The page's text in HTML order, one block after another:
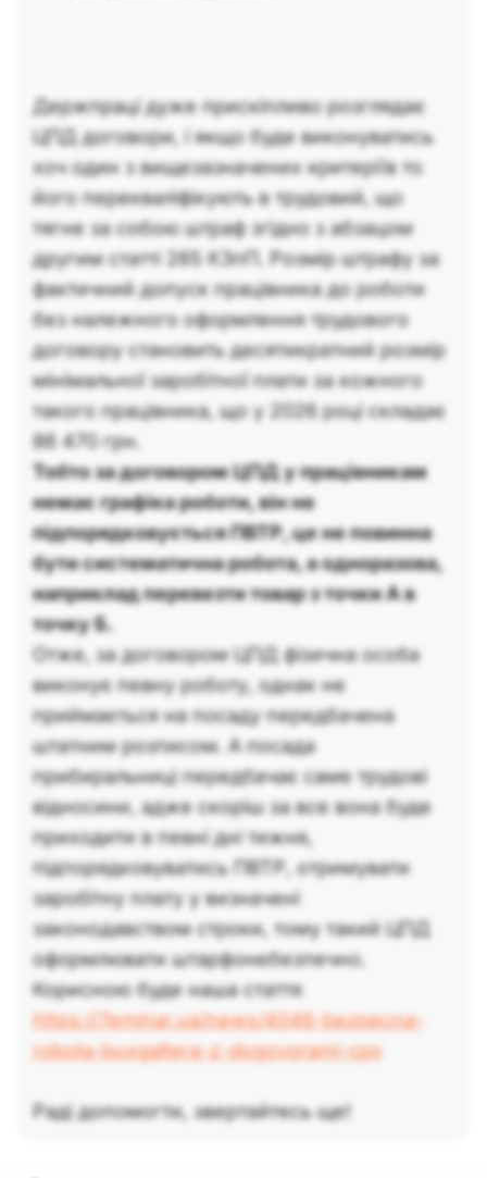
Держпраці дуже прискіпливо розглядає
ЦПД договори, і якщо буде виконуватись
хоч один з вищезазначених критеріїв то
його перекваліфікують в трудовий, що
тягне за собою штраф згідно з абзацом
другим статті 265 КЗпП. Розмір штрафу за
фактичний допуск працівника до роботи
без належного оформлення трудового
договору становить десятикратний розмір
мінімальної заробітної плати за кожного
такого працівника, що у 2026 році складає
86 470 грн.
Тобто за договором ЦПД у працівникам
немає графіка роботи, він не
підпорядковується ПВТР, це не повинна
бути систематична робота, а одноразова,
наприклад перевезти товар з точки А в
точку Б.
Отже, за договором ЦПД фізична особа
виконує певну роботу, однак не
приймається на посаду передбачена
штатним розписом. А посада
прибиральниці передбачає саме трудові
відносини, адже скоріш за все вона буде
приходити в певні дні тижня,
підпорядковуватись ПВТР, отримувати
заробітну плату у визначені
законодавством строки, тому такий ЦПД
оформлювати штарфонебезпечно.
Корисною буде наша стаття
https://7eminar.ua/news/4046-bezpecna-
robota-buxgaltera-z-dogovorami-cpx
Раді допомогти, звертайтесь ще!